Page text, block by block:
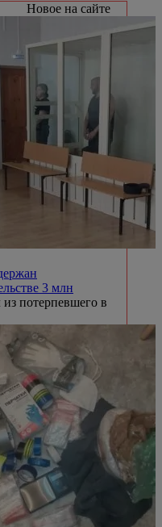
Новое на сайте
3 млн
потерпевшего в